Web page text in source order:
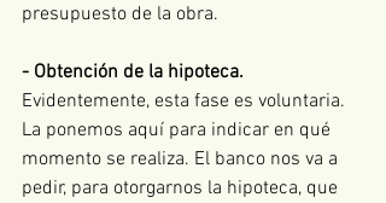
presupuesto de la obra.
- Obtención de la hipoteca.
Evidentemente, esta fase es voluntaria.
La ponemos aquí para indicar en qué
momento se realiza. El banco nos va a
pedir, para otorgarnos la hipoteca, que